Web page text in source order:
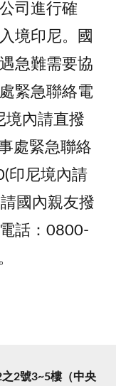
司進行確
境印尼。國
急難需要協
緊急聯絡電
內請直撥
處緊急聯絡
印尼境內請
國內親友撥
話：0800-
2號3~5樓（中央